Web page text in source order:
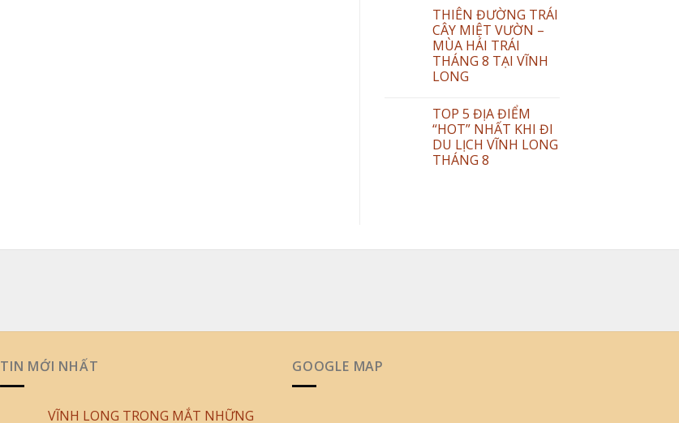
THIÊN ĐƯỜNG TRÁI
CÂY MIỆT VƯỜN –
MÙA HÁI TRÁI
THÁNG 8 TẠI VĨNH
LONG
TOP 5 ĐỊA ĐIỂM
“HOT” NHẤT KHI ĐI
DU LỊCH VĨNH LONG
THÁNG 8
TIN MỚI NHẤT
VĨNH LONG TRONG MẮT NHỮNG
GOOGLE MAP